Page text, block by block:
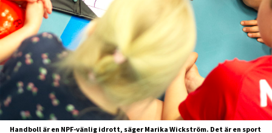
Handboll är en NPF-vänlig idrott, säger Marika Wickström. Det är en sport